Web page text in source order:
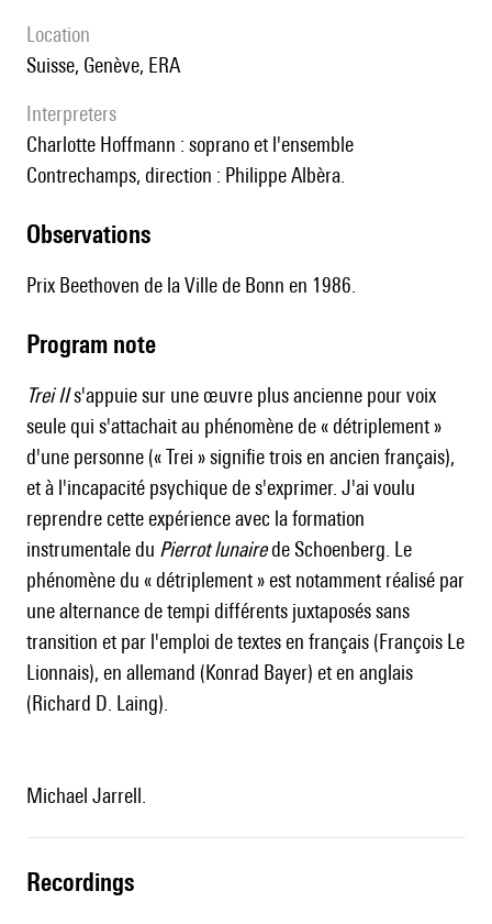
location
Suisse, Genève, ERA
interpreters
Charlotte Hoffmann : soprano et l'ensemble
Contrechamps, direction : Philippe Albèra.
observations
Prix Beethoven de la Ville de Bonn en 1986.
Program note
Trei IIs'appuie sur une œuvre plus ancienne pour voix
seule qui s'attachait au phénomène de « détriplement »
d'une personne (« Trei » signifie trois en ancien français),
et à l'incapacité psychique de s'exprimer. J'ai voulu
reprendre cette expérience avec la formation
instrumentale du Pierrot lunairede Schoenberg. Le
phénomène du « détriplement » est notamment réalisé par
une alternance de tempi différents juxtaposés sans
transition et par l'emploi de textes en français (François Le
Lionnais), en allemand (Konrad Bayer) et en anglais
(Richard D. Laing).
Michael Jarrell.
recordings